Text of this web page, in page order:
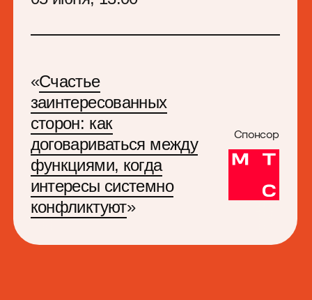
огня под гитару?
Разожжем не только
костер во дворе,
но и ностальгию.
Резиденты
нетворкинг-зоны